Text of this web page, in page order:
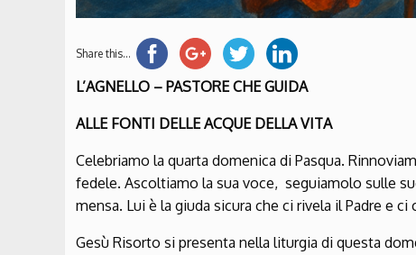
Share this...
L’AGNELLO – PASTORE CHE GUIDA
ALLE FONTI DELLE ACQUE DELLA VITA
Celebriamo la quarta domenica di Pasqua.
fedele. Ascoltiamo la sua voce, seguiamolo sulle
mensa. Lui è la giuda sicura che ci rivela il Padre e ci
Gesù Risorto si presenta nella liturgia di questa